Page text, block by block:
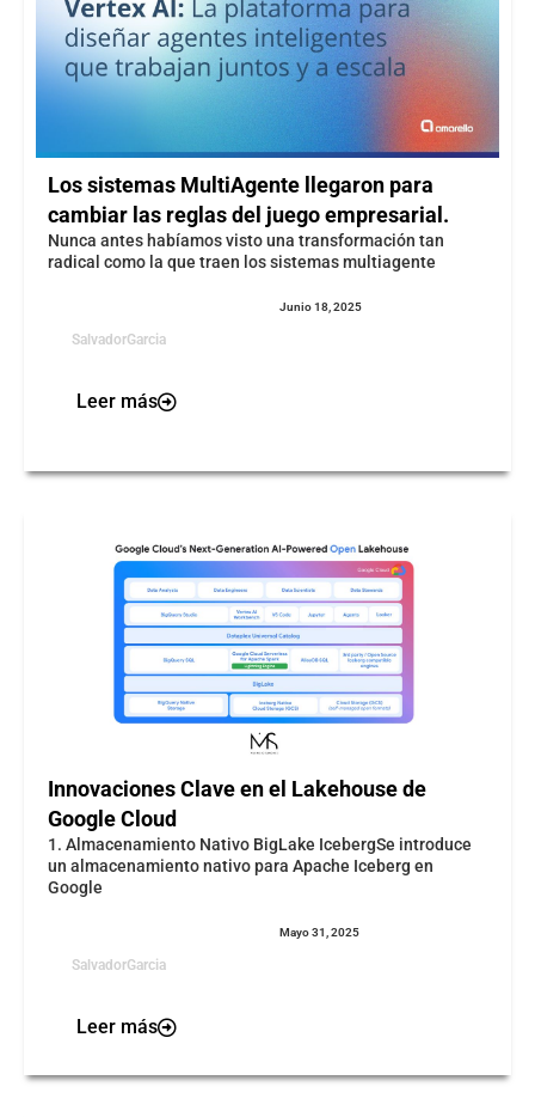
Los sistemas MultiAgente llegaron para
cambiar las reglas del juego empresarial.
Nunca antes habíamos visto una transformación tan
radical como la que traen los sistemas multiagente
SalvadorGarcia
Junio 18, 2025
Leer más
Innovaciones Clave en el Lakehouse de
Google Cloud
1. Almacenamiento Nativo BigLake IcebergSe introduce
un almacenamiento nativo para Apache Iceberg en
Google
SalvadorGarcia
Mayo 31, 2025
Leer más